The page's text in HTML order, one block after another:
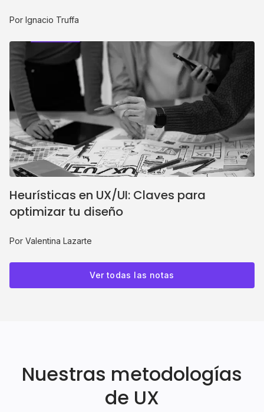
Por Ignacio Truffa
Heurísticas en UX/UI: Claves para
optimizar tu diseño
Por Valentina Lazarte
Ver todas las notas
Nuestras metodologías
de UX